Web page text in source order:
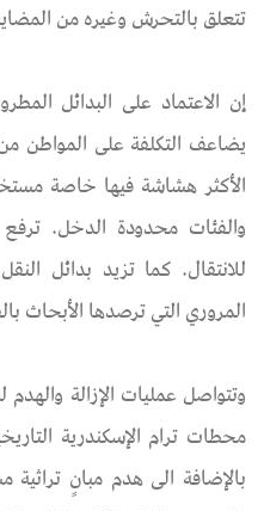
تتعلق بالتحرش وغيره من
إن الاعتماد على البدائل
يضاعف التكلفة على المواطن
الأكثر هشاشة فيها خاصة
والفئات محدودة الدخل. ترفع
للانتقال. كما تزيد بدائل
المروري التي ترصدها الأبحاث
وتتواصل عمليات الإزالة
محطات ترام الإسكندرية
بالإضافة الى هدم مبانٍ